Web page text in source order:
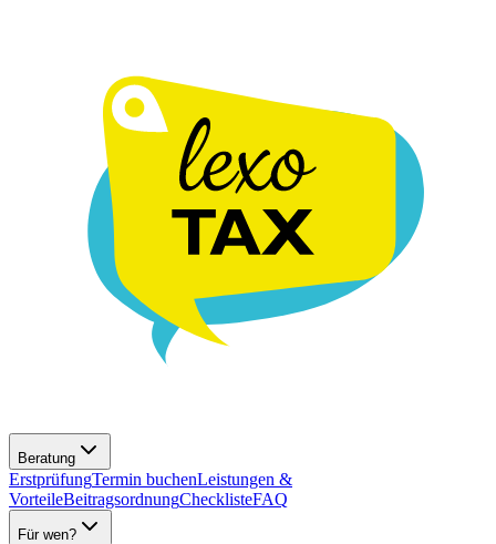
Beratung
ErstprüfungTermin buchenLeistungen &
VorteileBeitragsordnungChecklisteFAQ
Für wen?